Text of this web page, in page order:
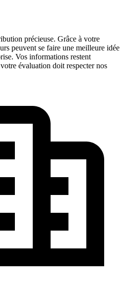
précieuse. Grâce à votre
peuvent se faire une meilleure idée
Vos informations restent
évaluation doit respecter nos